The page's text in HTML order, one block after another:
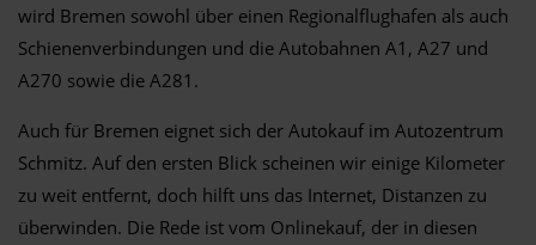
wird Bremen sowohl über einen Regionalflughafen als auch
Schienenverbindungen und die Autobahnen A1, A27 und
A270 sowie die A281.
Auch für Bremen eignet sich der Autokauf im Autozentrum
Schmitz. Auf den ersten Blick scheinen wir einige Kilometer
zu weit entfernt, doch hilft uns das Internet, Distanzen zu
überwinden. Die Rede ist vom Onlinekauf, der in diesen